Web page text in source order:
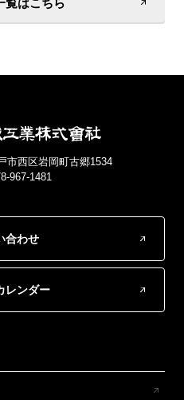
市西区岩岡町古郷1534
967-1481
合わせ
レンダー